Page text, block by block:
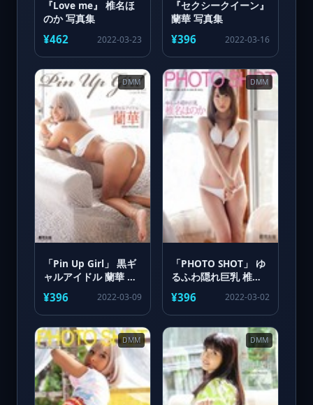
『Love me』 椎名ほ
のか 写真集
¥462 2022-03-23
『セクシークイーン』
蘭華 写真集
¥396 2022-03-16
DMM
「Pin Up Girl」 黒ギ
ャルアイドル 蘭華 写
¥396 2022-03-09
DMM
「PHOTO SHOT」 ゆ
るふわ隠れ巨乳 椎名
¥396 2022-03-02
DMM DMM